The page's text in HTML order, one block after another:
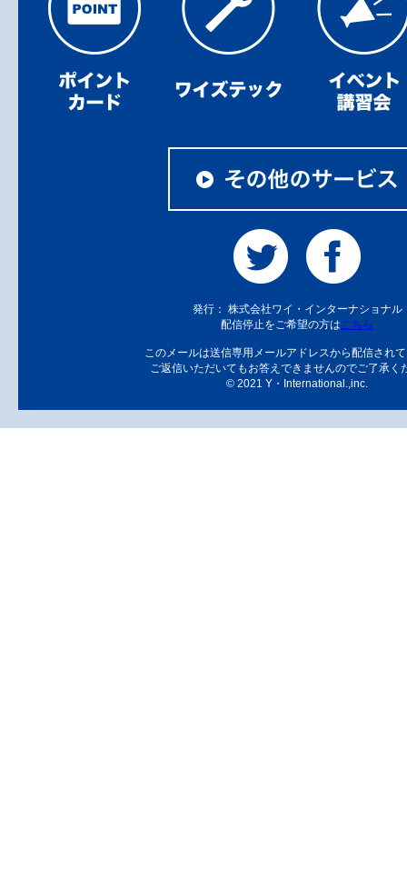
発行： 株式会社ワイ・インターナショナル
配信停止をご希望の方はこちら
このメールは送信専用メールアドレスから配信され
ご返信いただいてもお答えできませんのでご了承く
© 2021 Y・International.,inc.